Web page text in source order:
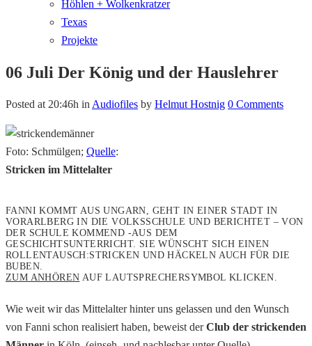
Höhlen + Wolkenkratzer
Texas
Projekte
06 Juli Der König und der Hauslehrer
Posted at 20:46h in Audiofiles by Helmut Hostnig 0 Comments
Foto: Schmülgen; Quelle:
Stricken im Mittelalter
FANNI KOMMT AUS UNGARN, GEHT IN EINER STADT IN
VORARLBERG IN DIE VOLKSSCHULE UND BERICHTET – VON
DER SCHULE KOMMEND -AUS DEM
GESCHICHTSUNTERRICHT. SIE WÜNSCHT SICH EINEN
ROLLENTAUSCH:STRICKEN UND HÄCKELN AUCH FÜR DIE
BUBEN.
ZUM ANHÖREN AUF LAUTSPRECHERSYMBOL KLICKEN.
Wie weit wir das Mittelalter hinter uns gelassen und den Wunsch
von Fanni schon realisiert haben, beweist derClub der strickenden